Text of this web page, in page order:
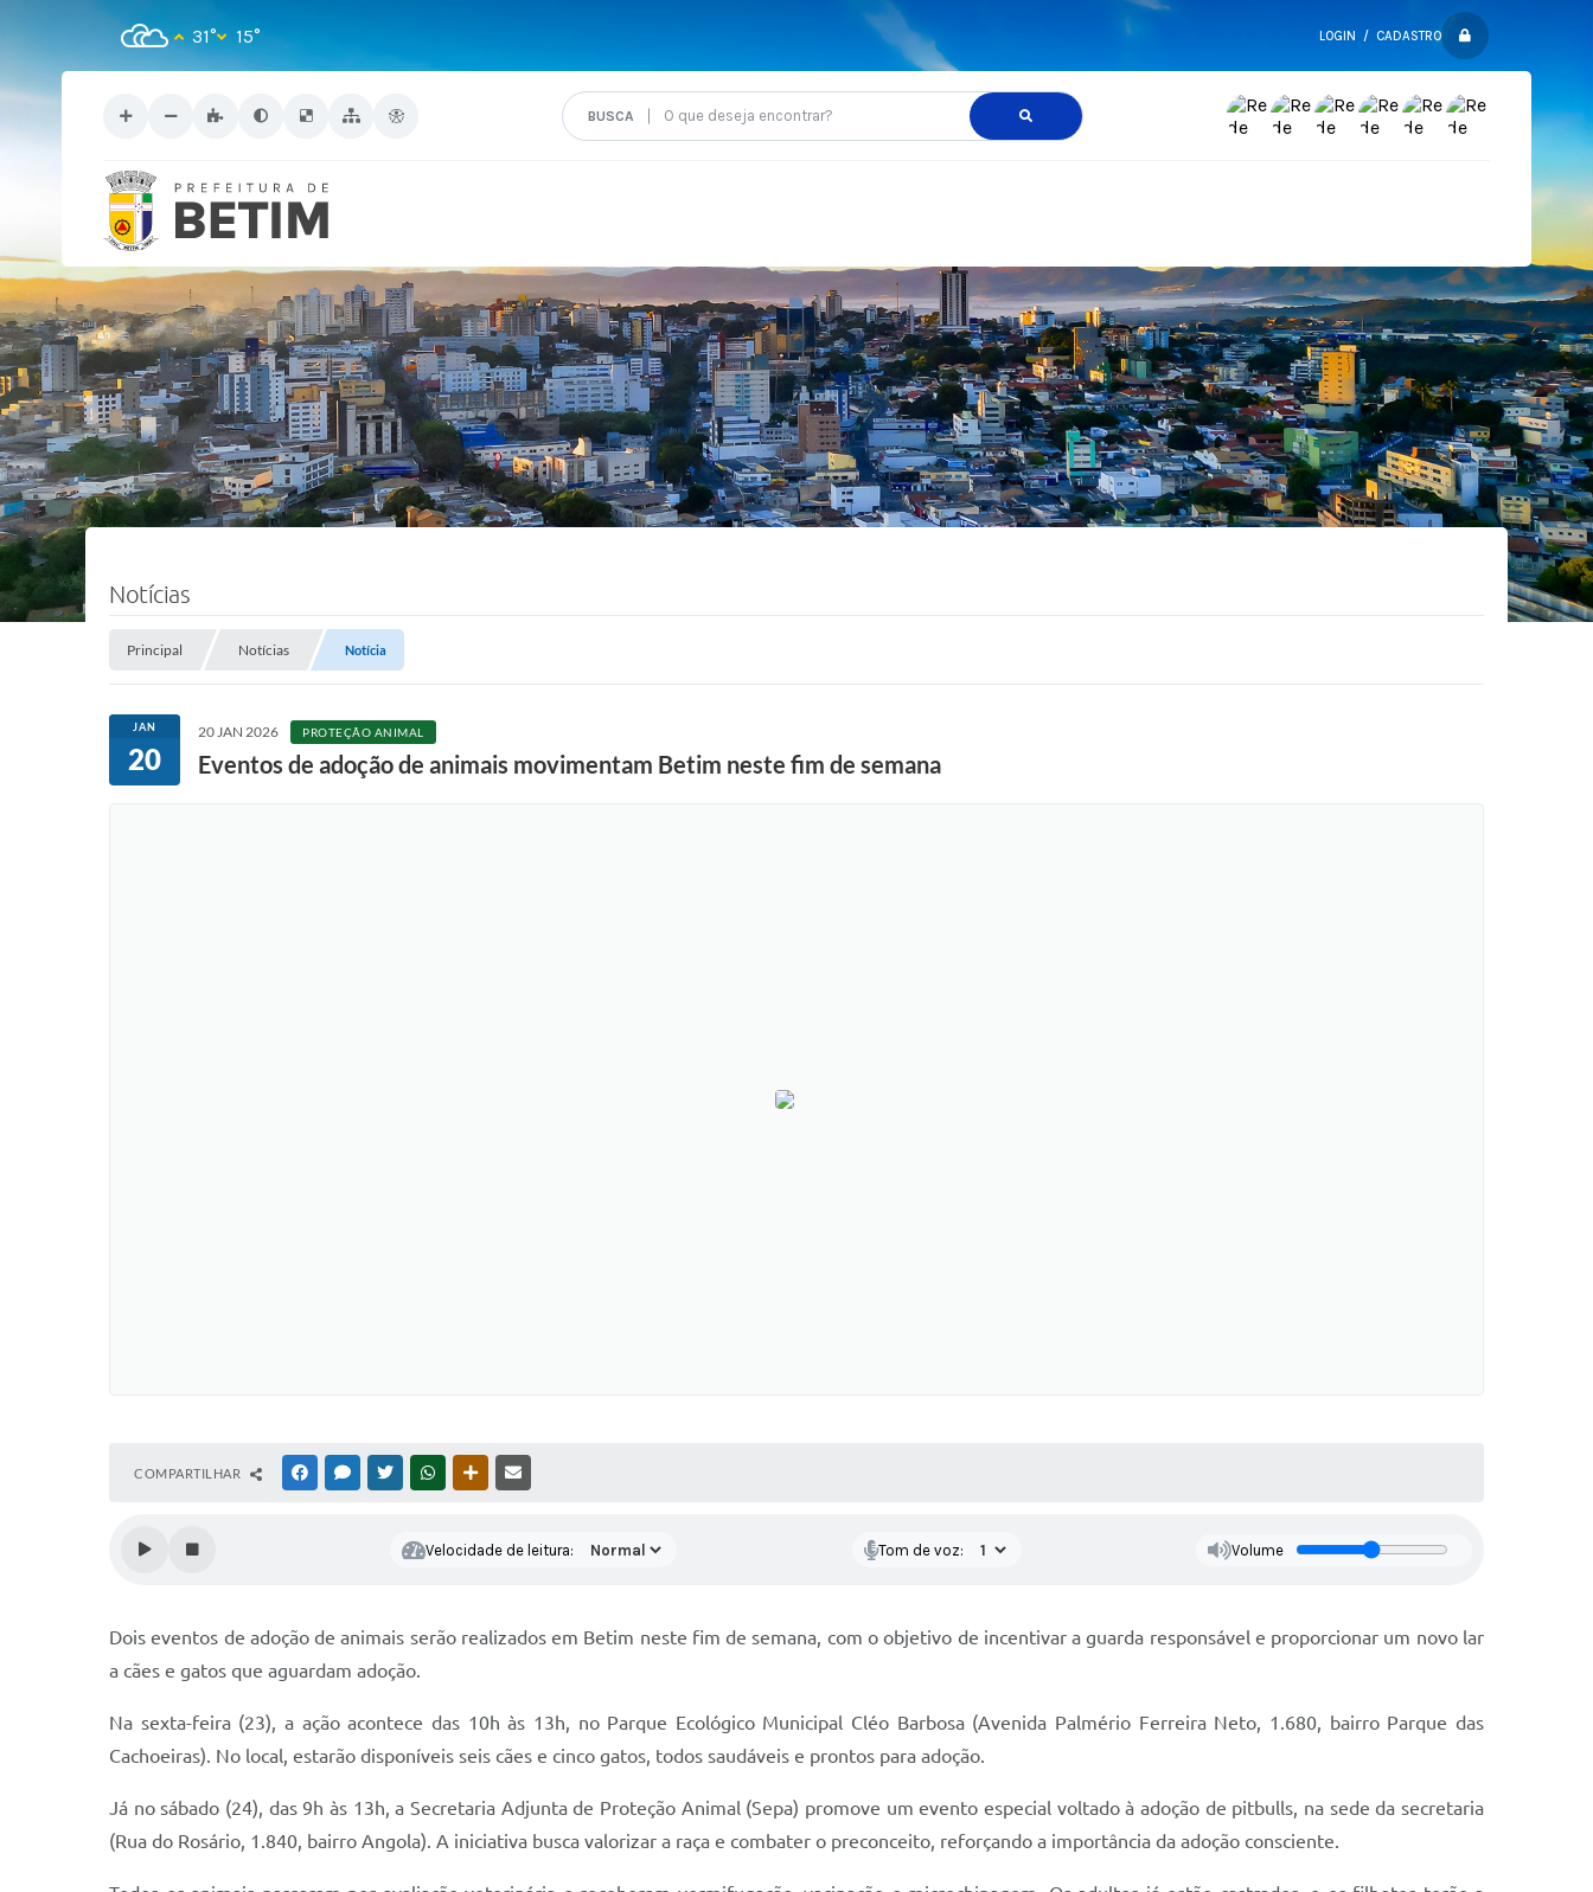
LOGIN / CADASTRO
O que deseja encontrar?
31° 15°
Notícias
Principal Notícias Notícia
JAN
20
20 JAN 2026 PROTEÇÃO ANIMAL
Eventos de adoção de animais movimentam Betim neste fim de semana
COMPARTILHAR FACEBOOKMESSENGER
TWITTERWHATSAPPOUTRAS MÍDIAS
Velocidade de leitura: Tom de voz: Volume
Dois eventos de adoção de animais serão realizados em Betim neste fim de semana, com o objetivo de incentivar a guarda responsável e proporcionar um novo lar
a cães e gatos que aguardam adoção.
Na sexta-feira (23), a ação acontece das 10h às 13h, no Parque Ecológico Municipal Cléo Barbosa (Avenida Palmério Ferreira Neto, 1.680, bairro Parque das
Cachoeiras). No local, estarão disponíveis seis cães e cinco gatos, todos saudáveis e prontos para adoção.
Já no sábado (24), das 9h às 13h, a Secretaria Adjunta de Proteção Animal (Sepa) promove um evento especial voltado à adoção de pitbulls, na sede da secretaria
(Rua do Rosário, 1.840, bairro Angola). A iniciativa busca valorizar a raça e combater o preconceito, reforçando a importância da adoção consciente.